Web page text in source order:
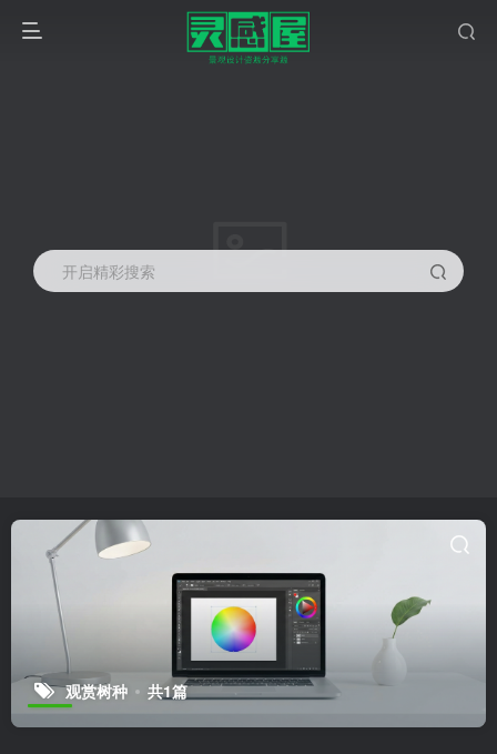
开启精彩搜索
观赏树种 共1篇